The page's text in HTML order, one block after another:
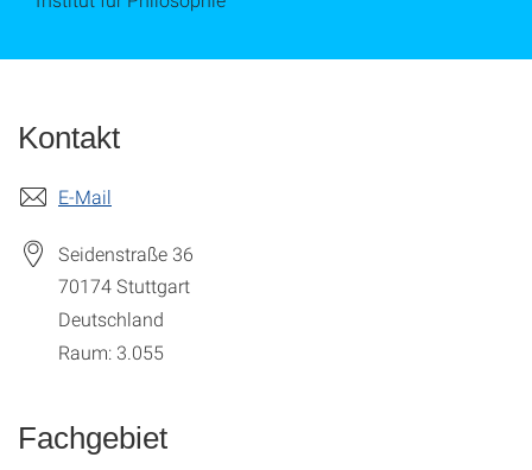
Kontakt
E-Mail
Seidenstraße 36
70174Stuttgart
Deutschland
Raum: 3.055
Fachgebiet